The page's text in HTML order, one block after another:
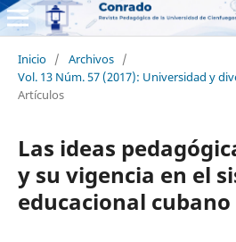
Inicio / Archivos /
Vol. 13 Núm. 57 (2017): Universidad y
Artículos
Las ideas
y su vigencia en el
educacional cubano